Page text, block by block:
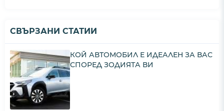
СВЪРЗАНИ СТАТИИ
КОЙ АВТОМОБИЛ Е ИДЕАЛЕН ЗА ВАС
СПОРЕД ЗОДИЯТА ВИ